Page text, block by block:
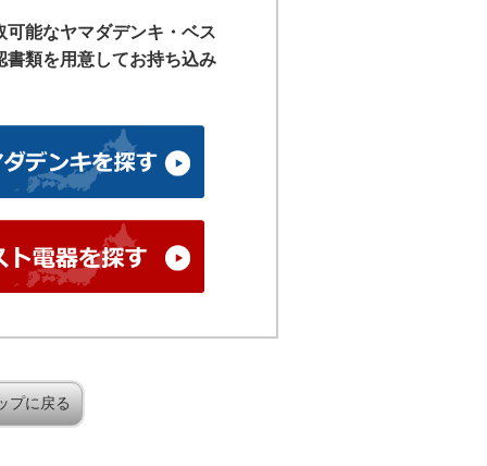
能なヤマダデンキ・ベス
書類を用意してお持ち込み
プに戻る